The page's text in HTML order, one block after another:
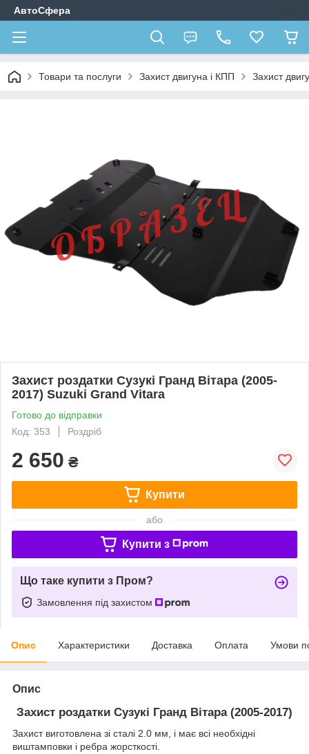
АвтоСфера
Товари та послуги Захист двигуна і КПП Захист
Захист роздатки Сузукі Гранд Вітара (2005-
2017) Suzuki Grand Vitara
Готово до відправки
Код: 353
Роздріб
2 650 ₴
Купити
або
Купити з
Що таке купити з Пром?
Замовлення під захистом
Опис Характеристики Доставка Оплата Умови
Опис
Захист роздатки Сузукі Гранд Вітара (2005-2017)
Захист виготовлена зі сталі 2.0 мм, і має всі необхідні
виштамповки і ребра жорсткості.